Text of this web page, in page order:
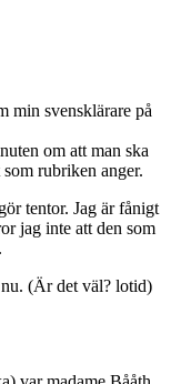
min svensklärare på
om att man ska
rubriken anger.
tentor. Jag är fånigt
jag inte att den som
(Är det väl? lotid)